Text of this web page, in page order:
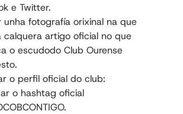
e Twitter.
unha fotografía orixinal na que
calquera artigo oficial no que
o escudodo Club Ourense
o perfil oficial do club:
o hashtag oficial